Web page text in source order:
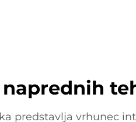
predstavlja vrhunec